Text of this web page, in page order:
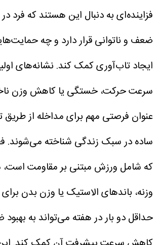
فزاینده‌ای به دنبال این هستند که فرد
ضعف و ناتوانی قرار دارد و چه
ایجاد تاب‌آوری کمک کند. نشانه‌های
سرعت حرکت، خستگی یا کاهش وزن
عنوان فرصتی مهم برای مداخله از طریق
ساده در سبک زندگی شناخته می‌شوند.
که شامل ورزش مبتنی بر مقاومت است،
وزنه، باندهای الاستیک یا وزن بدن
حداقل دو بار در هفته می‌تواند به بهبود